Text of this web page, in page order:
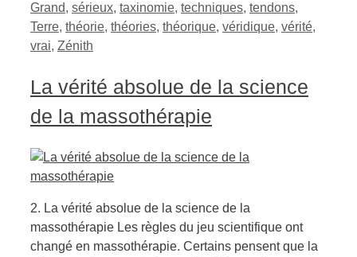
Grand, sérieux, taxinomie, techniques, tendons,
Terre, théorie, théories, théorique, véridique, vérité,
vrai, Zénith
La vérité absolue de la science
de la massothérapie
2. La vérité absolue de la science de la
massothérapie Les règles du jeu scientifique ont
changé en massothérapie. Certains pensent que la